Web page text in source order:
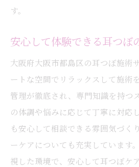
す。
安心して体験できる耳つぼ
大阪府大阪市都島区の耳つぼ施術
ートな空間でリラックスして施術
管理が徹底され、専門知識を持つ
の体調や悩みに応じて丁寧に対応
も安心して相談できる雰囲気づく
ーケアについても充実しています
視した環境で、安心して耳つぼケ